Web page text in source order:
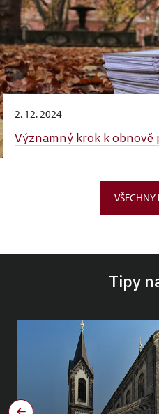
2. 12. 2024
Významný krok k obnově
Tipy